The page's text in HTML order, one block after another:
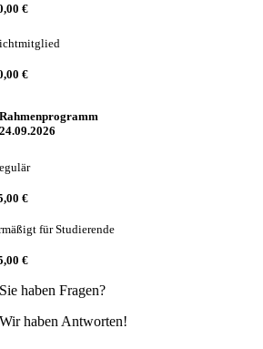
€
€
Rahmenprogramm
24.09.2026
€
für Studierende
€
Sie haben Fragen?
Wir haben Antworten!